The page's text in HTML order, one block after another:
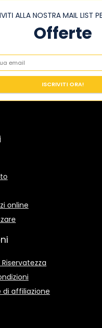
ALLA NOSTRA MAIL LIST
Offerte
online
di affiliazione